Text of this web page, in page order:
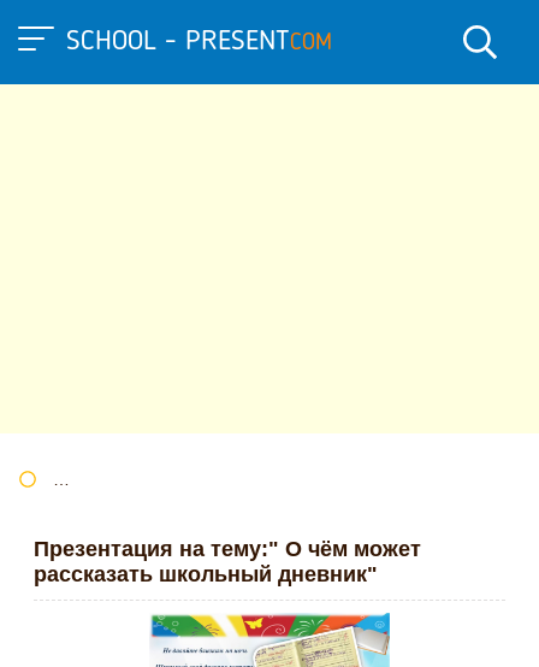
SCHOOL - PRESENTCOM
Презентация на тему:" О чём может
рассказать школьный дневник"